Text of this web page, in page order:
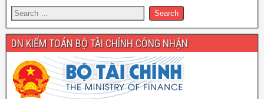
DN KIỂM TOÁN BỘ TÀI CHÍNH CÔNG NHẬN